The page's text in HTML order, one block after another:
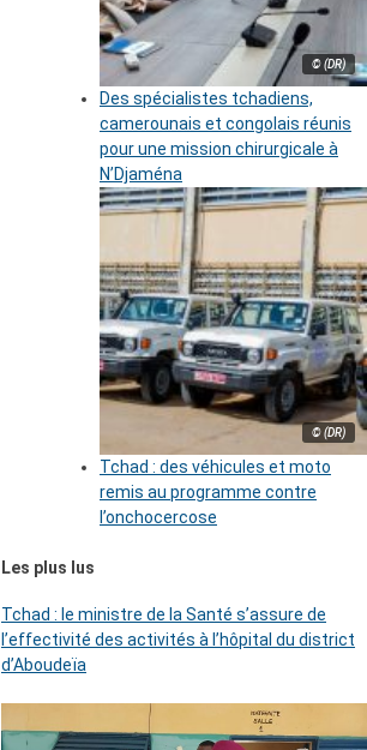
© (DR)
Des spécialistes tchadiens,
camerounais et congolais réunis
pour une mission chirurgicale à
N’Djaména
© (DR)
Tchad : des véhicules et moto
remis au programme contre
l’onchocercose
Les plus lus
Tchad : le ministre de la Santé s’assure de
l’effectivité des activités à l’hôpital du district
d’Aboudeïa